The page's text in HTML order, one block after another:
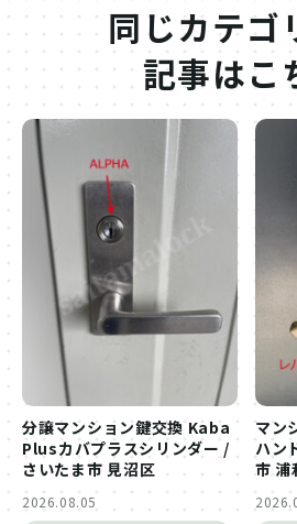
同じカテゴ
記事はこ
分譲マンション鍵交換 Kaba
Plusカバプラスシリンダー /
さいたま市 見沼区
2026.08.05
マン
ハン
市 浦